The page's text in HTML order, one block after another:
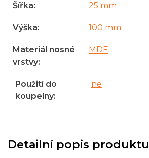
Detailní popis produktu
Šířka: 25 mm
Výška: 100 mm
Materiál nosné
vrstvy:
MDF
Použití do
koupelny:
ne